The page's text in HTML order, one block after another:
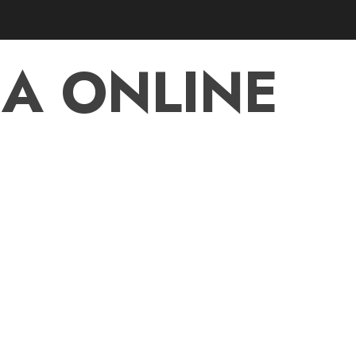
ONLINE